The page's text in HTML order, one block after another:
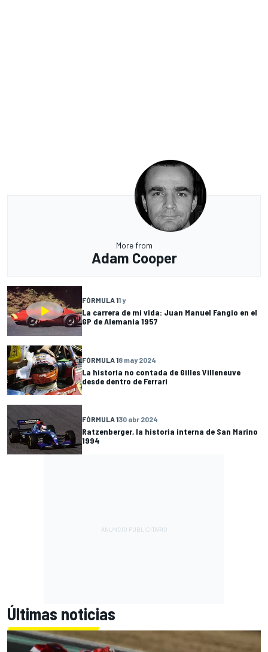
More from
Adam Cooper
FÓRMULA 11 y
La carrera de mi vida: Juan Manuel Fangio en el
GP de Alemania 1957
FÓRMULA 18 may 2024
La historia no contada de Gilles Villeneuve
desde dentro de Ferrari
FÓRMULA 130 abr 2024
Ratzenberger, la historia interna de San Marino
1994
Últimas noticias